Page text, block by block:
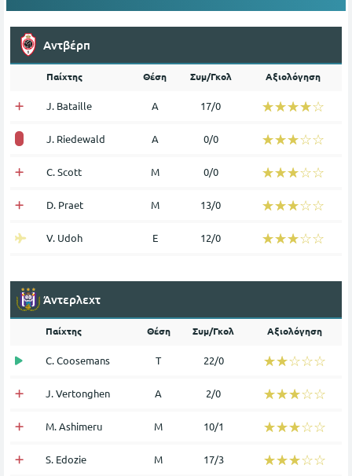
Αντβέρπ
Παίχτης Θέση Συμ/Γκολ Αξιολόγηση
J. Bataille Α 17/0 ☆☆☆☆☆
★★★★★
J. Riedewald Α 0/0 ☆☆☆☆☆
★★★★★
C. Scott Μ 0/0 ☆☆☆☆☆
★★★★★
D. Praet Μ 13/0 ☆☆☆☆☆
★★★★★
V. Udoh Ε 12/0 ☆☆☆☆☆
★★★★★
Άντερλεχτ
Παίχτης Θέση Συμ/Γκολ Αξιολόγηση
C. Coosemans Τ 22/0 ☆☆☆☆☆
★★★★★
J. Vertonghen Α 2/0 ☆☆☆☆☆
★★★★★
M. Ashimeru Μ 10/1 ☆☆☆☆☆
★★★★★
S. Edozie Μ 17/3 ☆☆☆☆☆
★★★★★